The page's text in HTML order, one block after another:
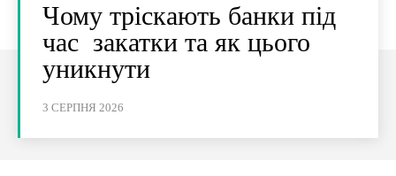
Чому тріскають банки під
час закатки та як цього
уникнути
3 СЕРПНЯ 2026